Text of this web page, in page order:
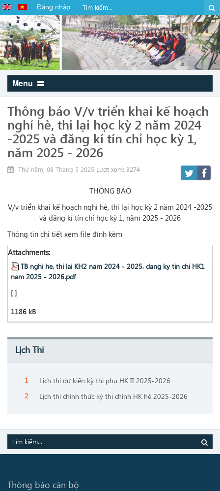
Đăng nhập
Menu
Thông báo V/v triển khai kế hoạch
nghỉ hè, thi lại học kỳ 2 năm 2024
-2025 và đăng kí tín chỉ học kỳ 1,
năm 2025 - 2026
Thứ năm, 08 Tháng 5 2025 Lượt xem: 3274
THÔNG BÁO
V/v triển khai kế hoạch nghỉ hè, thi lại học kỳ 2 năm 2024 -2025
và đăng kí tín chỉ học kỳ 1, năm 2025 - 2026
Thông tin chi tiết xem file đính kèm
Attachments:
TB nghi he, thi lai KH2 nam 2024 - 2025, dang ky tin chi HK1
nam 2025 - 2026.pdf
[ ]
1186 kB
Lịch Thi
Lịch thi dự kiến kỳ thi phụ HK II 2025-2026
Lịch thi chính thức kỳ thi chính HK hè 2025-2026
Thông báo cán bộ